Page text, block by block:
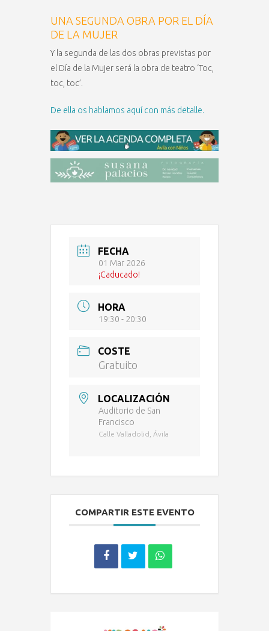
UNA SEGUNDA OBRA POR EL DÍA
DE LA MUJER
Y la segunda de las dos obras previstas por
el Día de la Mujer será la obra de teatro ‘Toc,
toc, toc’.
De ella os hablamos aquí con más detalle.
FECHA
01 Mar 2026
¡Caducado!
HORA
19:30 - 20:30
COSTE
Gratuito
LOCALIZACIÓN
Auditorio de San
Francisco
Calle Valladolid, Ávila
COMPARTIR ESTE EVENTO